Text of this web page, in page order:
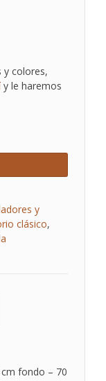
y colores,
y le haremos
y
clásico,
fondo – 70